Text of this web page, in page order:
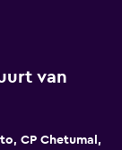
van
CP Chetumal,